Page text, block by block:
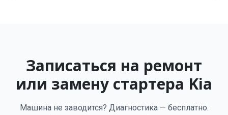
Записаться на ремонт
или замену стартера Kia
Машина не заводится? Диагностика — бесплатно.